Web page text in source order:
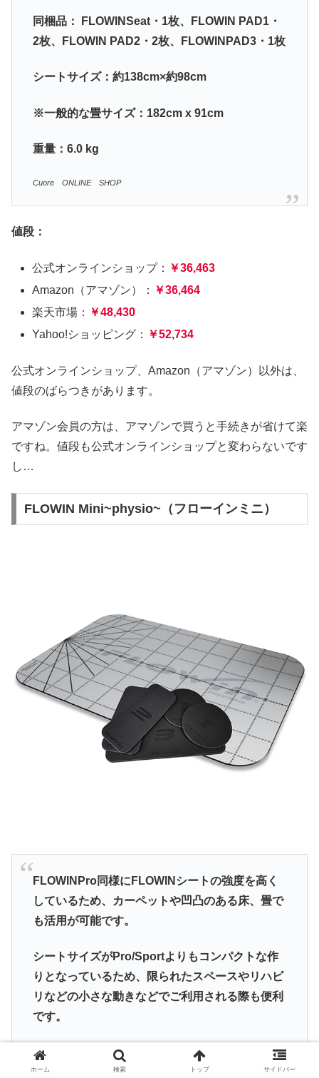
同梱品： FLOWINSeat・1枚、FLOWIN PAD1・
2枚、FLOWIN PAD2・2枚、FLOWINPAD3・1枚
シートサイズ：約138cm×約98cm
※一般的な畳サイズ：182cm x 91cm
重量：6.0 kg
Cuore ONLINE SHOP
値段：
公式オンラインショップ： ￥36,463
Amazon（アマゾン）： ￥36,464
楽天市場： ￥48,430
Yahoo!ショッピング： ￥52,734
公式オンラインショップ、Amazon（アマゾン）以外は、
値段のばらつきがあります。
アマゾン会員の方は、アマゾンで買うと手続きが省けて楽
ですね。値段も公式オンラインショップと変わらないです
し…
FLOWIN Mini~physio~（フローインミニ）
FLOWINPro同様にFLOWINシートの強度を高く
しているため、カーペットや凹凸のある床、畳で
も活用が可能です。
シートサイズがPro/Sportよりもコンパクトな作
りとなっているため、限られたスペースやリハビ
リなどの小さな動きなどでご利用される際も便利
です。
Miniのシートには目盛りがプリントされており、
動きの大きさや軌道を確認する際にご活用いただ
ホーム 検索 トップ サイドバー